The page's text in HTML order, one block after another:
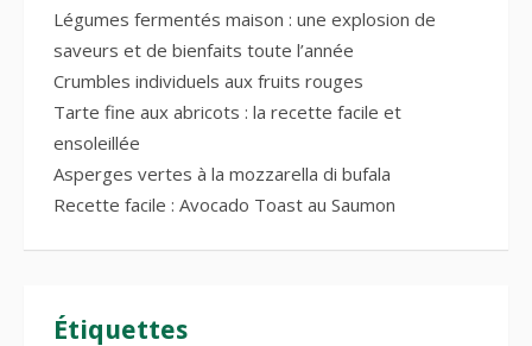
Légumes fermentés maison : une explosion de
saveurs et de bienfaits toute l’année
Crumbles individuels aux fruits rouges
Tarte fine aux abricots : la recette facile et
ensoleillée
Asperges vertes à la mozzarella di bufala
Recette facile : Avocado Toast au Saumon
Étiquettes